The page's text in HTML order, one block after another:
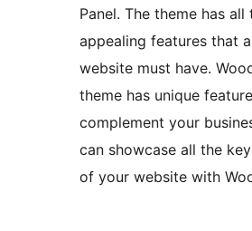
Panel. The theme has all
appealing features that
website must have.
theme has unique
complement your
can showcase all the
of your website with